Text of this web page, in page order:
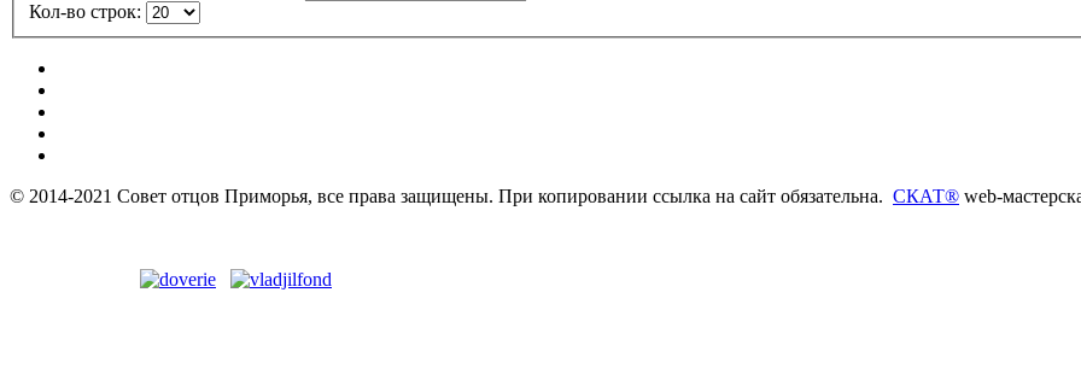
Кол-во строк:
© 2014-2021 Совет отцов Приморья, все права защищены. При копировании ссылка на сайт обязательна. СКАТ® web-